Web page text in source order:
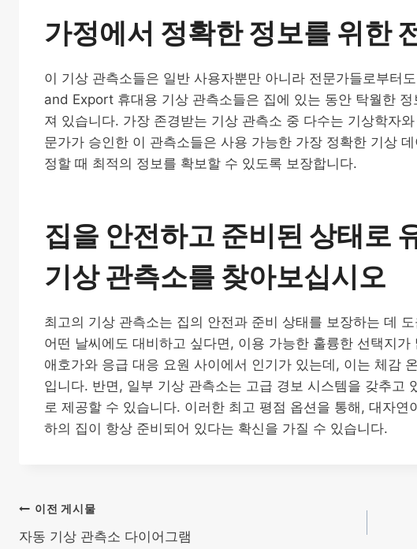
가정에서 정확한 정보를 위한
이 기상 관측소들은 일반 사용자뿐만 아니라 전문가들로부터
and Export 휴대용 기상 관측소들은 집에 있는 동안 탁월한
져 있습니다. 가장 존경받는 기상 관측소 중 다수는 기상학자
문가가 승인한 이 관측소들은 사용 가능한 가장 정확한 기상
정할 때 최적의 정보를 확보할 수 있도록 보장합니다.
집을 안전하고 준비된 상태로
기상 관측소를 찾아보십시오
최고의 기상 관측소는 집의 안전과 준비 상태를 보장하는 데
어떤 날씨에도 대비하고 싶다면, 이용 가능한 훌륭한 선택지
애호가와 응급 대응 요원 사이에서 인기가 있는데, 이는 체감
입니다. 반면, 일부 기상 관측소는 고급 경보 시스템을 갖추고
로 제공할 수 있습니다. 이러한 최고 평점 옵션을 통해, 대자
하의 집이 항상 준비되어 있다는 확신을 가질 수 있습니다.
글이전 게시물
자동 기상 관측소 다이어그램